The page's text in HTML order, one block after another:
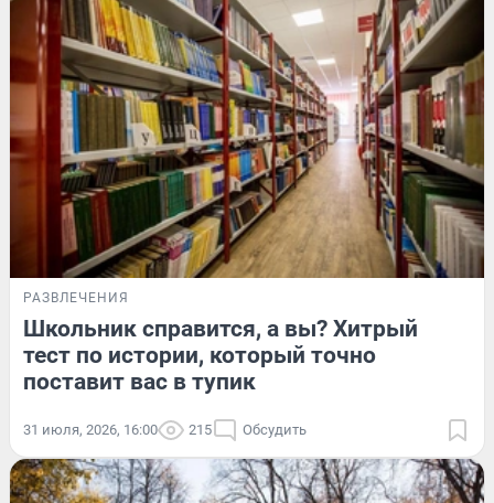
РАЗВЛЕЧЕНИЯ
Школьник справится, а вы? Хитрый
тест по истории, который точно
поставит вас в тупик
31 июля, 2026, 16:00 215 Обсудить